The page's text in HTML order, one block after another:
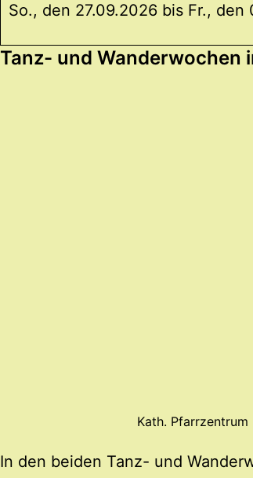
So., den 27.09.2026 bis Fr., den
Tanz- und Wanderwochen
Kath.
In den beiden Tanz- und